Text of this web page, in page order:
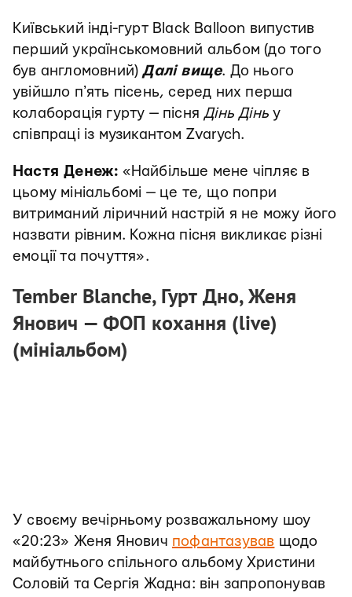
Київський інді-гурт Black Balloon випустив
перший українськомовний альбом (до того
був англомовний)Далі вище. До нього
увійшло пʼять пісень, серед них перша
колаборація гурту — пісня Дінь Діньу
співпраці із музикантом Zvarych.
Настя Денеж: «Найбільше мене чіпляє в
цьому мініальбомі — це те, що попри
витриманий ліричний настрій я не можу його
назвати рівним. Кожна пісня викликає різні
емоції та почуття».
Tember Blanche, Гурт Дно, Женя
Янович — ФОП кохання (live)
(мініальбом)
У своєму вечірньому розважальному шоу
«20:23» Женя Янович пофантазував щодо
майбутнього спільного альбому Христини
Соловій та Сергія Жадна: він запропонував